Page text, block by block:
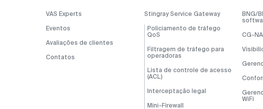
VAS Experts
Eventos
Avaliações de clientes
Contatos
Stingray Service Gateway
Policiamento de tráfego
QoS
Filtragem de tráfego para
operadoras
Lista de controle de acesso
(ACL)
Interceptação legal
Mini-Firewall
BNG/
CG-
WiFi